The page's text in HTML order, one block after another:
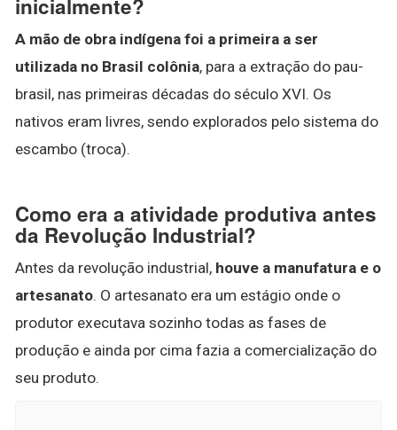
inicialmente?
A mão de obra indígena foi a primeira a ser
utilizada no Brasil colônia, para a extração do pau-
brasil, nas primeiras décadas do século XVI. Os
nativos eram livres, sendo explorados pelo sistema do
escambo (troca).
Como era a atividade produtiva antes
da Revolução Industrial?
Antes da revolução industrial, houve a manufatura e o
artesanato. O artesanato era um estágio onde o
produtor executava sozinho todas as fases de
produção e ainda por cima fazia a comercialização do
seu produto.